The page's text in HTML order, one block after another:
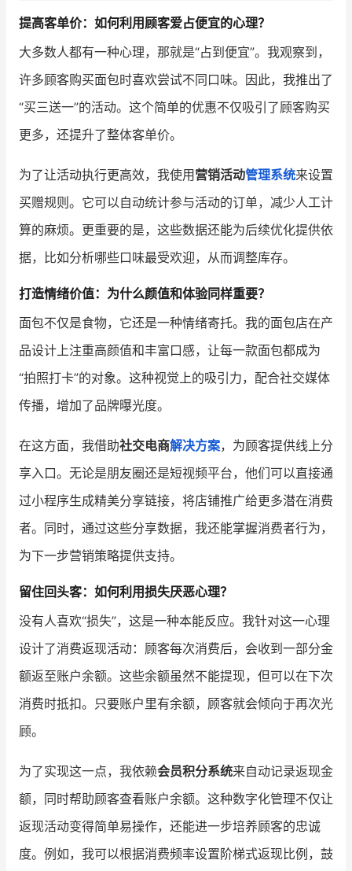
认证服务商 设计服务商
提高客单价：如何利用顾客爱占便宜的心理？
大多数人都有一种心理，那就是“占到便宜”。我观察到，
许多顾客购买面包时喜欢尝试不同口味。因此，我推出了
“买三送一”的活动。这个简单的优惠不仅吸引了顾客购买
更多，还提升了整体客单价。
为了让活动执行更高效，我使用营销活动管理系统来设置
买赠规则。它可以自动统计参与活动的订单，减少人工计
算的麻烦。更重要的是，这些数据还能为后续优化提供依
据，比如分析哪些口味最受欢迎，从而调整库存。
打造情绪价值：为什么颜值和体验同样重要？
面包不仅是食物，它还是一种情绪寄托。我的面包店在产
品设计上注重高颜值和丰富口感，让每一款面包都成为
“拍照打卡”的对象。这种视觉上的吸引力，配合社交媒体
传播，增加了品牌曝光度。
在这方面，我借助社交电商解决方案，为顾客提供线上分
享入口。无论是朋友圈还是短视频平台，他们可以直接通
过小程序生成精美分享链接，将店铺推广给更多潜在消费
者。同时，通过这些分享数据，我还能掌握消费者行为，
为下一步营销策略提供支持。
留住回头客：如何利用损失厌恶心理？
没有人喜欢“损失”，这是一种本能反应。我针对这一心理
设计了消费返现活动：顾客每次消费后，会收到一部分金
额返至账户余额。这些余额虽然不能提现，但可以在下次
消费时抵扣。只要账户里有余额，顾客就会倾向于再次光
顾。
为了实现这一点，我依赖会员积分系统来自动记录返现金
额，同时帮助顾客查看账户余额。这种数字化管理不仅让
返现活动变得简单易操作，还能进一步培养顾客的忠诚
度。例如，我可以根据消费频率设置阶梯式返现比例，鼓